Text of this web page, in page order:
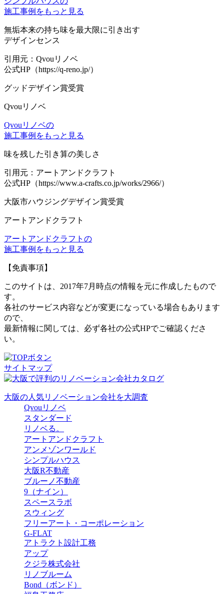
施工事例をもっと見る
無垢本来の持ち味を最大限に引き出す
デザインセンス
引用元：Qvouリノベ
公式HP（https://q-reno.jp/）
グッドデザイン賞受賞
Qvouリノベ
Qvouリノベの
施工事例をもっと見る
味を残した引き算の美しさ
引用元：アートアンドクラフト
公式HP（https://www.a-crafts.co.jp/works/2966/）
大阪市ハウジングデザイン賞受賞
アートアンドクラフト
アートアンドクラフトの
施工事例をもっと見る
【免責事項】
このサイトは、2017年7月時点の情報を元に作成したもので
す。
各社のサービス内容などが変更になっている場合もあります
ので、
最新情報に関しては、必ず各社の公式HPでご確認くださ
い。
サイトマップ
大阪の人気リノベーション会社を大調査
Qvouリノベ
スタンダード
リノベる。
アートアンドクラフト
アンメゾンワールド
シンプルハウス
大阪R不動産
ブルーノ不動産
9（ナイン）
スペースラボ
スウィング
フリーアート・コーポレーション
G-FLAT
アトラクト設計工務
アップ
クジラ株式会社
リノブルーム
Bond（ボンド）